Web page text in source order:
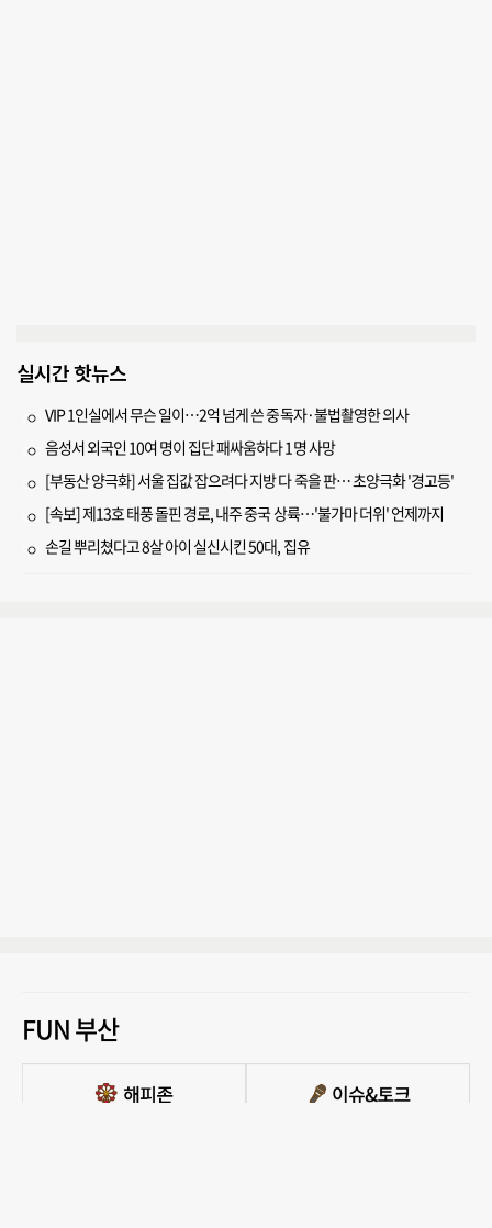
실시간 핫뉴스
VIP 1인실에서 무슨 일이…2억 넘게 쓴 중독자·불법촬영한 의사
음성서 외국인 10여 명이 집단 패싸움하다 1명 사망
[부동산 양극화] 서울 집값 잡으려다 지방 다 죽을 판… 초양극화 '경고등'
[속보] 제13호 태풍 돌핀 경로, 내주 중국 상륙…'불가마 더위' 언제까지
손길 뿌리쳤다고 8살 아이 실신시킨 50대, 집유
FUN 부산